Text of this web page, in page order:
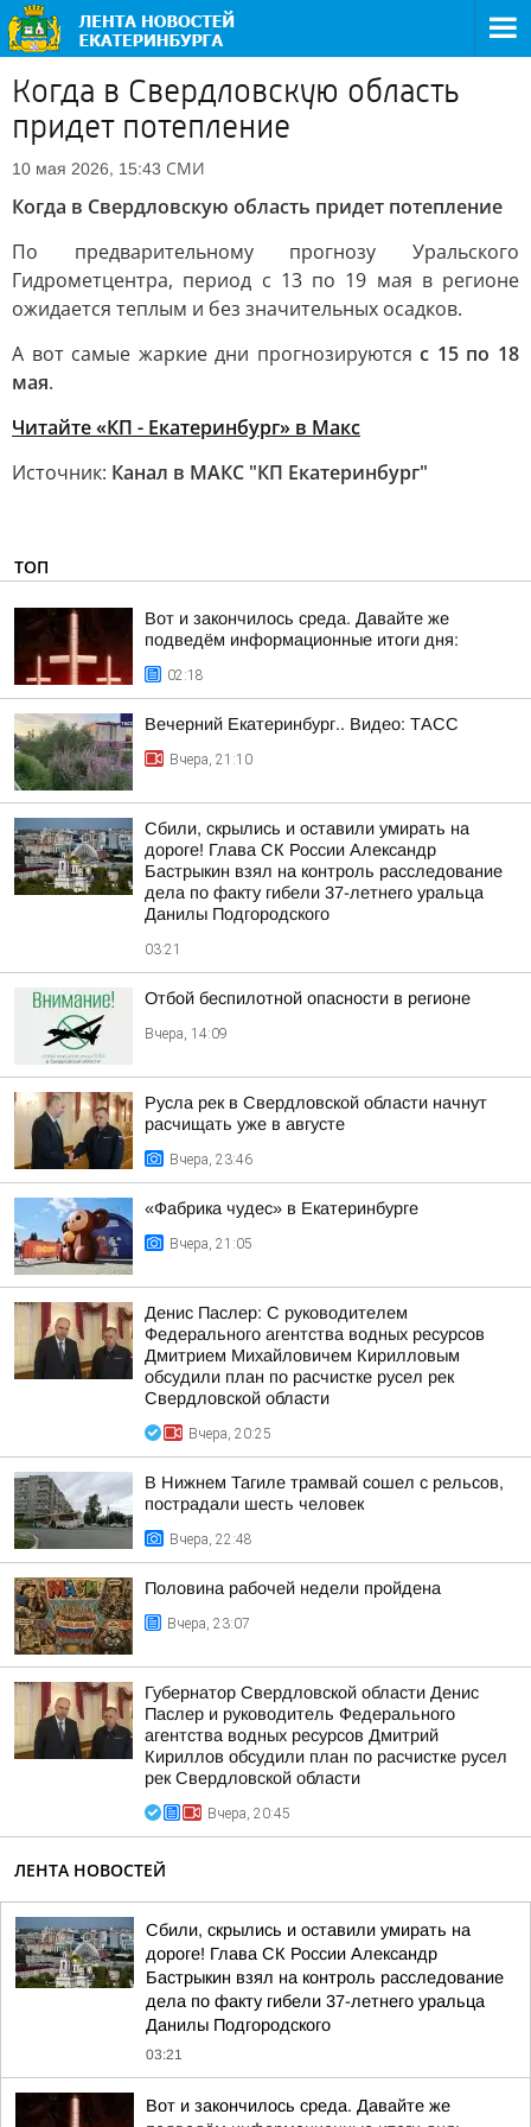
Когда в Свердловскую область
придет потепление
10 мая 2026, 15:43 СМИ
Когда в Свердловскую область придет потепление
По предварительному прогнозу Уральского
Гидрометцентра, период с 13 по 19 мая в регионе
ожидается теплым и без значительных осадков.
А вот самые жаркие дни прогнозируютсяс 15 по 18
мая.
Читайте «КП - Екатеринбург» в Mакс
Источник: Канал в МАКС "КП Екатеринбург"
ТОП
Вот и закончилось среда. Давайте же
подведём информационные итоги дня:
02:18
Вечерний Екатеринбург.. Видео: ТАСС
Вчера, 21:10
Сбили, скрылись и оставили умирать на
дороге! Глава СК России Александр
Бастрыкин взял на контроль расследование
дела по факту гибели 37-летнего уральца
Данилы Подгородского
03:21
Отбой беспилотной опасности в регионе
Вчера, 14:09
Русла рек в Свердловской области начнут
расчищать уже в августе
Вчера, 23:46
«Фабрика чудес» в Екатеринбурге
Вчера, 21:05
Денис Паслер: С руководителем
Федерального агентства водных ресурсов
Дмитрием Михайловичем Кирилловым
обсудили план по расчистке русел рек
Свердловской области
Вчера, 20:25
В Нижнем Тагиле трамвай сошел с рельсов,
пострадали шесть человек
Вчера, 22:48
Половина рабочей недели пройдена
Вчера, 23:07
Губернатор Свердловской области Денис
Паслер и руководитель Федерального
агентства водных ресурсов Дмитрий
Кириллов обсудили план по расчистке русел
рек Свердловской области
Вчера, 20:45
ЛЕНТА НОВОСТЕЙ
Сбили, скрылись и оставили умирать на
дороге! Глава СК России Александр
Бастрыкин взял на контроль расследование
дела по факту гибели 37-летнего уральца
Данилы Подгородского
03:21
Вот и закончилось среда. Давайте же